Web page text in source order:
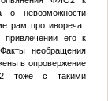
невозможности
противоречат
его к
необращения
в опровержение
тоже с такими